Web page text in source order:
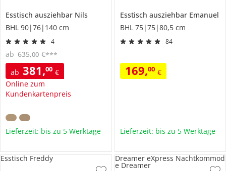
Esstisch ausziehbar Nils
BHL 90|76|140 cm
4
ab 381,00 €
Online zum
Kundenkartenpreis
ab 635,00 €***
Lieferzeit: bis zu 5 Werktage
Esstisch ausziehbar Emanuel
BHL 75|75|80,5 cm
84
169,00 €
Lieferzeit: bis zu 5 Werktage
Esstisch Freddy Dreamer eXpress Nachtkommod
e Dreamer